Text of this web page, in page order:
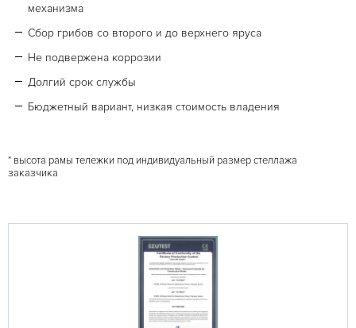
механизма
Сбор грибов со второго и до верхнего яруса
Не подвержена коррозии
Долгий срок службы
Бюджетный вариант, низкая стоимость владения
* высота рамы тележки под индивидуальный размер стеллажа
заказчика